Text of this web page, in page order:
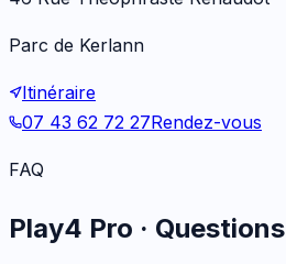
Parc de Kerlann
Itinéraire
07 43 62 72 27Rendez-vous
FAQ
Play4 Pro · Questions